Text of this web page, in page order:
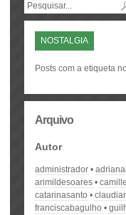
NOSTALGIA
Posts com a etiqueta
Arquivo
Autor
administrador
arimildesoares
catarinasanto
claudiar
franciscabagulho